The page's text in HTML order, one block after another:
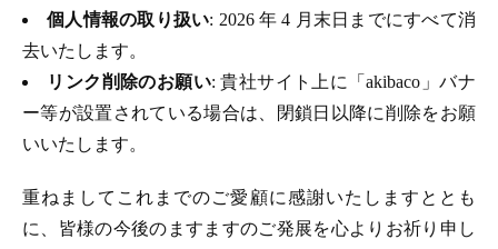
個人情報の取り扱い: 2026 年 4 月末日までにすべて消
去いたします。
リンク削除のお願い: 貴社サイト上に「akibaco」バナ
ー等が設置されている場合は、閉鎖日以降に削除をお願
いいたします。
重ねましてこれまでのご愛顧に感謝いたしますととも
に、皆様の今後のますますのご発展を心よりお祈り申し